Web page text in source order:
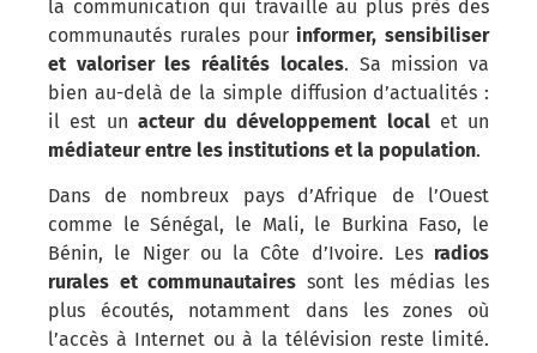
la communication qui travaille au plus près des
communautés rurales pourinformer, sensibiliser
et valoriser les réalités locales. Sa mission va
bien au-delà de la simple diffusion d’actualités :
il est un acteur du développement localet un
médiateur entre les institutions et la population.
Dans de nombreux pays d’Afrique de l’Ouest
comme le Sénégal, le Mali, le Burkina Faso, le
Bénin, le Niger ou la Côte d’Ivoire. Les radios
rurales et communautaires sont les médias les
plus écoutés, notamment dans les zones où
l’accès à Internet ou à la télévision reste limité.